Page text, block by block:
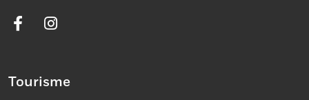
Tourisme